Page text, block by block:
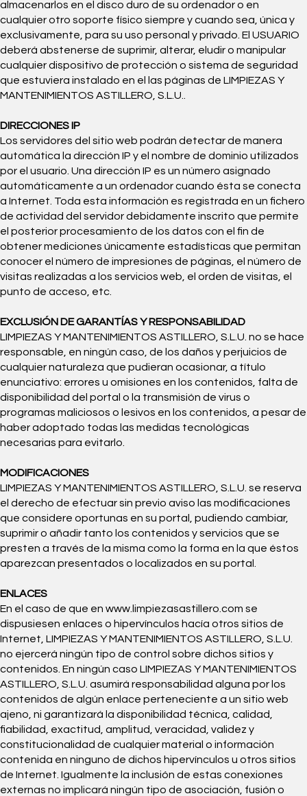
almacenarlos en el disco duro de su ordenador o en
cualquier otro soporte físico siempre y cuando sea, única y
exclusivamente, para su uso personal y privado. El USUARIO
deberá abstenerse de suprimir, alterar, eludir o manipular
cualquier dispositivo de protección o sistema de seguridad
que estuviera instalado en el las páginas de LIMPIEZAS Y
MANTENIMIENTOS ASTILLERO, S.L.U..
DIRECCIONES IP
Los servidores del sitio web podrán detectar de manera
automática la dirección IP y el nombre de dominio utilizados
por el usuario. Una dirección IP es un número asignado
automáticamente a un ordenador cuando ésta se conecta
a Internet. Toda esta información es registrada en un fichero
de actividad del servidor debidamente inscrito que permite
el posterior procesamiento de los datos con el fin de
obtener mediciones únicamente estadísticas que permitan
conocer el número de impresiones de páginas, el número de
visitas realizadas a los servicios web, el orden de visitas, el
punto de acceso, etc.
EXCLUSIÓN DE GARANTÍAS Y RESPONSABILIDAD
LIMPIEZAS Y MANTENIMIENTOS ASTILLERO, S.L.U. no se hace
responsable, en ningún caso, de los daños y perjuicios de
cualquier naturaleza que pudieran ocasionar, a título
enunciativo: errores u omisiones en los contenidos, falta de
disponibilidad del portal o la transmisión de virus o
programas maliciosos o lesivos en los contenidos, a pesar de
haber adoptado todas las medidas tecnológicas
necesarias para evitarlo.
MODIFICACIONES
LIMPIEZAS Y MANTENIMIENTOS ASTILLERO, S.L.U. se reserva
el derecho de efectuar sin previo aviso las modificaciones
que considere oportunas en su portal, pudiendo cambiar,
suprimir o añadir tanto los contenidos y servicios que se
presten a través de la misma como la forma en la que éstos
aparezcan presentados o localizados en su portal.
ENLACES
En el caso de que en www.limpiezasastillero.com se
dispusiesen enlaces o hipervínculos hacía otros sitios de
Internet, LIMPIEZAS Y MANTENIMIENTOS ASTILLERO, S.L.U.
no ejercerá ningún tipo de control sobre dichos sitios y
contenidos. En ningún caso LIMPIEZAS Y MANTENIMIENTOS
ASTILLERO, S.L.U. asumirá responsabilidad alguna por los
contenidos de algún enlace perteneciente a un sitio web
ajeno, ni garantizará la disponibilidad técnica, calidad,
fiabilidad, exactitud, amplitud, veracidad, validez y
constitucionalidad de cualquier material o información
contenida en ninguno de dichos hipervínculos u otros sitios
de Internet. Igualmente la inclusión de estas conexiones
externas no implicará ningún tipo de asociación, fusión o